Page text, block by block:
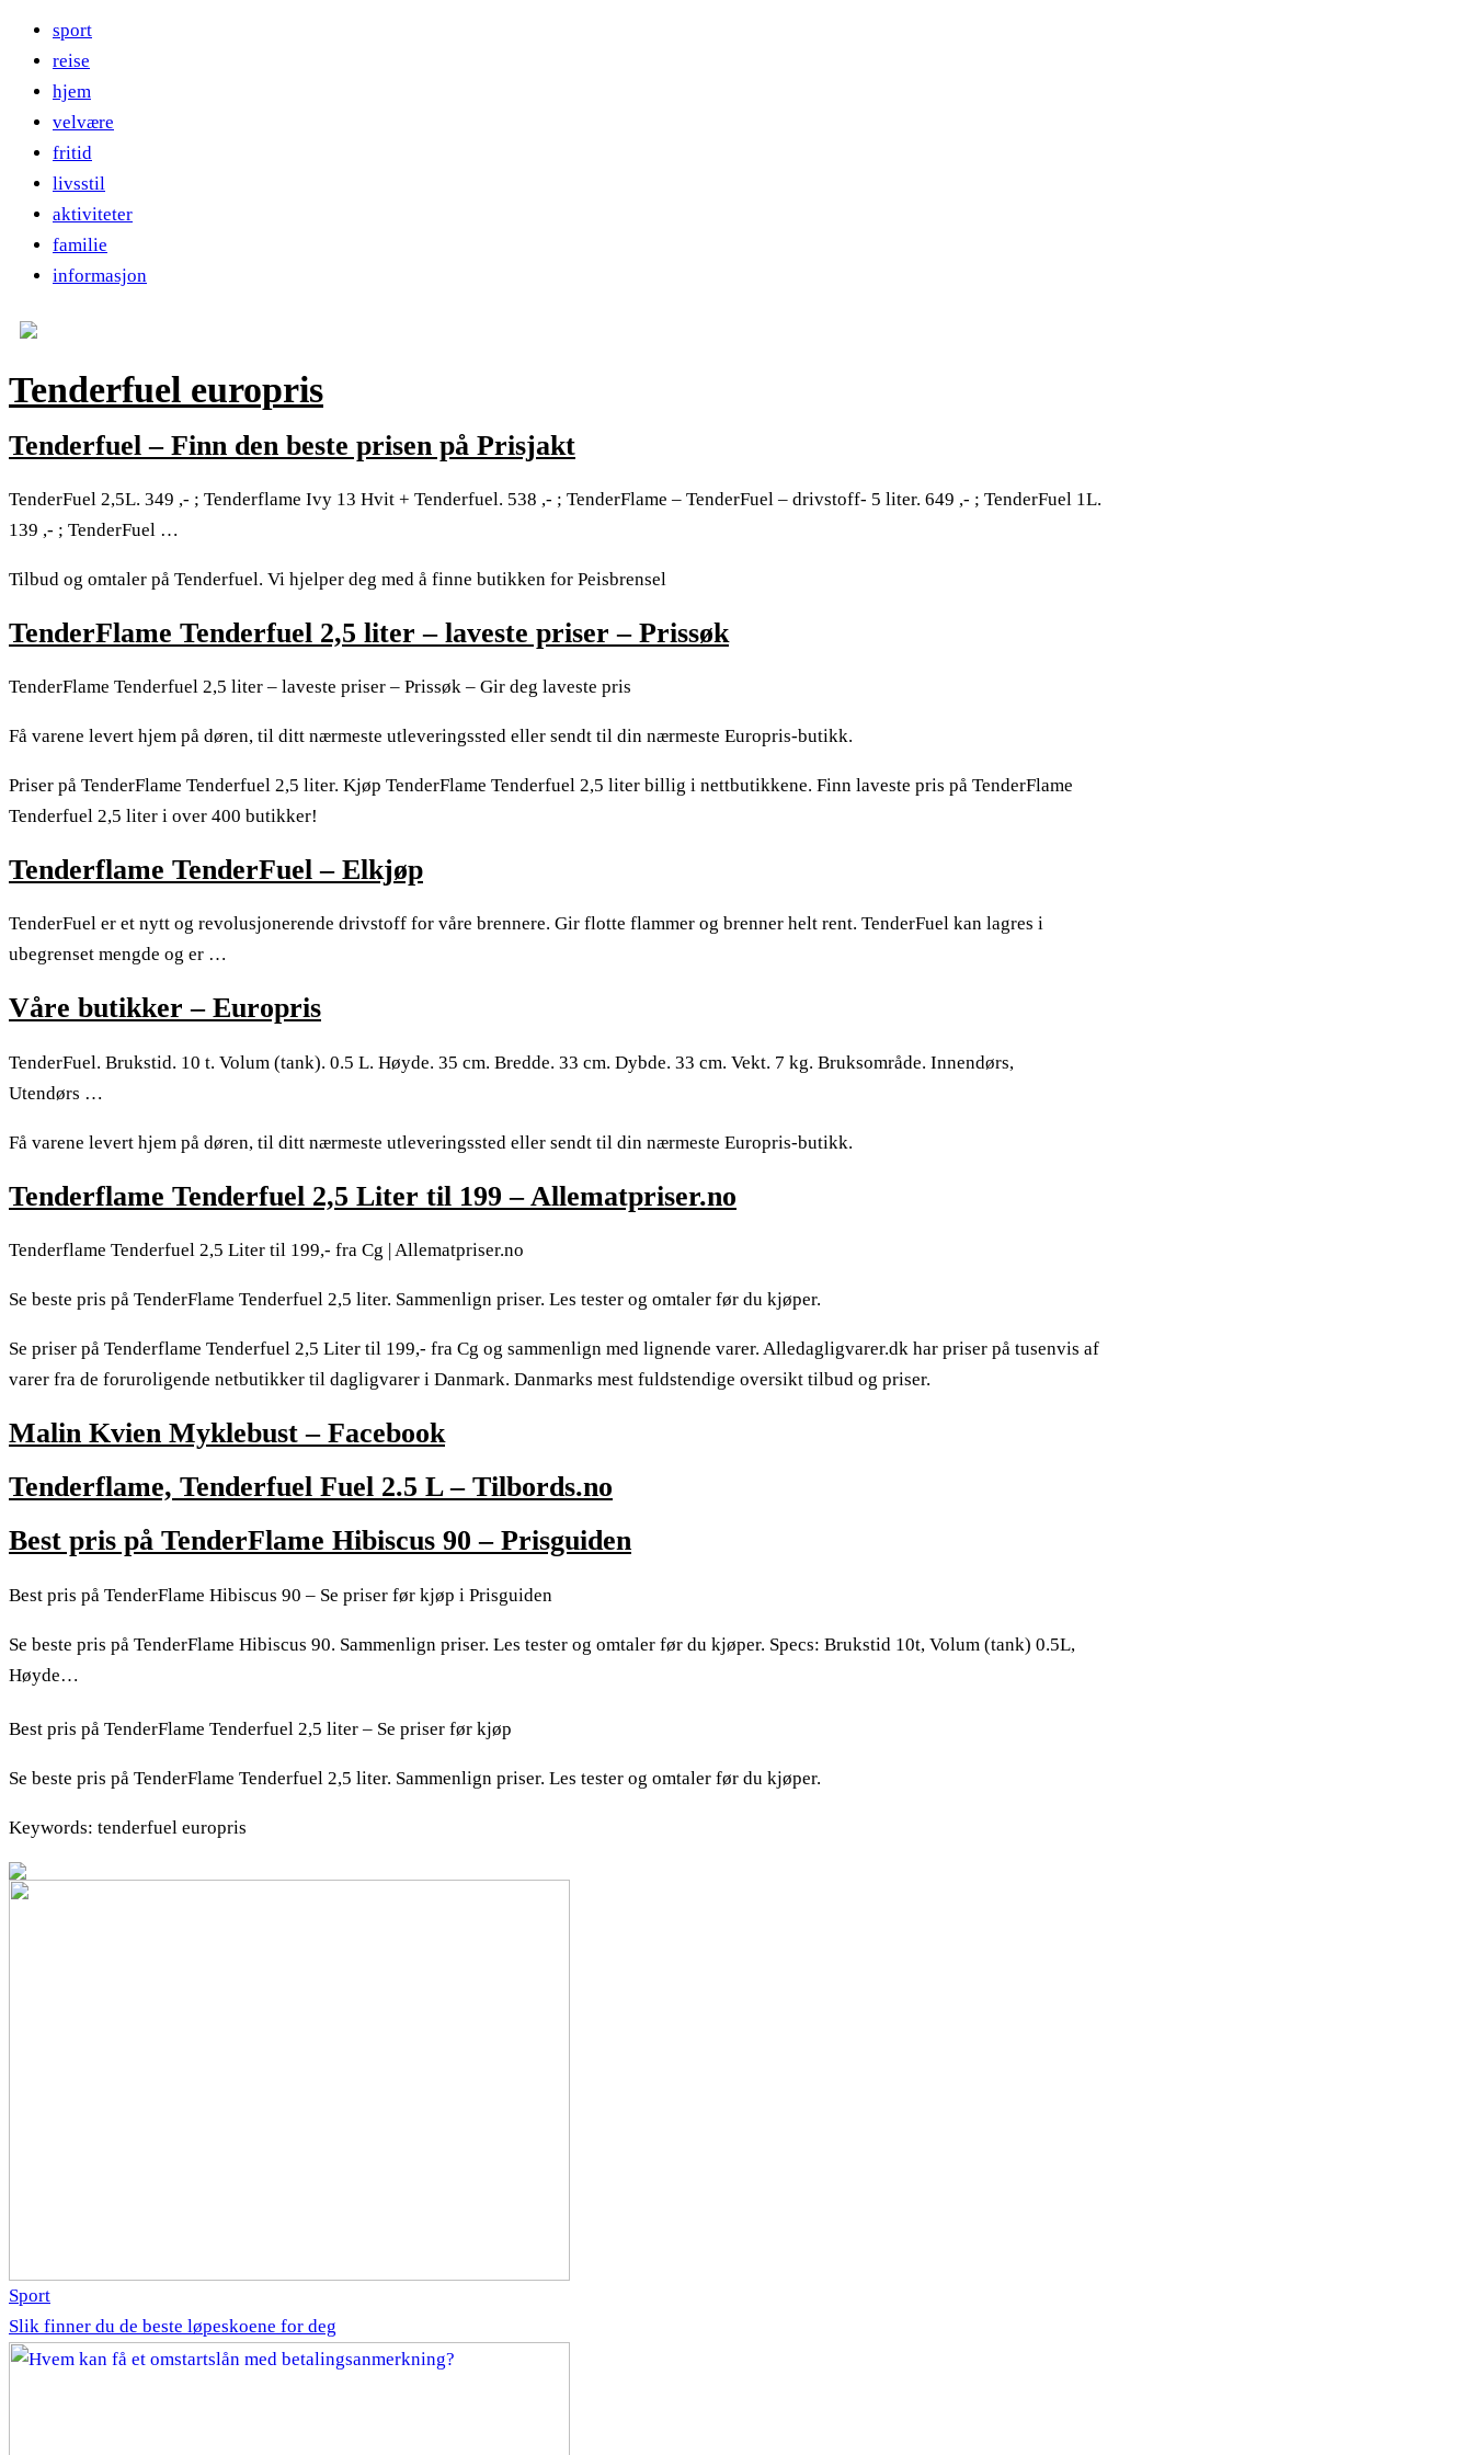
sport
reise
hjem
velvære
fritid
livsstil
aktiviteter
familie
informasjon
Tenderfuel europris
Tenderfuel – Finn den beste prisen på Prisjakt
TenderFuel 2,5L. 349 ,- ; Tenderflame Ivy 13 Hvit + Tenderfuel. 538 ,- ; TenderFlame – TenderFuel – drivstoff- 5 liter. 649 ,- ; TenderFuel 1L.
139 ,- ; TenderFuel …
Tilbud og omtaler på Tenderfuel. Vi hjelper deg med å finne butikken for Peisbrensel
TenderFlame Tenderfuel 2,5 liter – laveste priser – Prissøk
TenderFlame Tenderfuel 2,5 liter – laveste priser – Prissøk – Gir deg laveste pris
Få varene levert hjem på døren, til ditt nærmeste utleveringssted eller sendt til din nærmeste Europris-butikk.
Priser på TenderFlame Tenderfuel 2,5 liter. Kjøp TenderFlame Tenderfuel 2,5 liter billig i nettbutikkene. Finn laveste pris på TenderFlame
Tenderfuel 2,5 liter i over 400 butikker!
Tenderflame TenderFuel – Elkjøp
TenderFuel er et nytt og revolusjonerende drivstoff for våre brennere. Gir flotte flammer og brenner helt rent. TenderFuel kan lagres i
ubegrenset mengde og er …
Våre butikker – Europris
TenderFuel. Brukstid. 10 t. Volum (tank). 0.5 L. Høyde. 35 cm. Bredde. 33 cm. Dybde. 33 cm. Vekt. 7 kg. Bruksområde. Innendørs,
Utendørs …
Få varene levert hjem på døren, til ditt nærmeste utleveringssted eller sendt til din nærmeste Europris-butikk.
Tenderflame Tenderfuel 2,5 Liter til 199 – Allematpriser.no
Tenderflame Tenderfuel 2,5 Liter til 199,- fra Cg | Allematpriser.no
Se beste pris på TenderFlame Tenderfuel 2,5 liter. Sammenlign priser. Les tester og omtaler før du kjøper.
Se priser på Tenderflame Tenderfuel 2,5 Liter til 199,- fra Cg og sammenlign med lignende varer. Alledagligvarer.dk har priser på tusenvis af
varer fra de foruroligende netbutikker til dagligvarer i Danmark. Danmarks mest fuldstendige oversikt tilbud og priser.
Malin Kvien Myklebust – Facebook
Tenderflame, Tenderfuel Fuel 2.5 L – Tilbords.no
Best pris på TenderFlame Hibiscus 90 – Prisguiden
Best pris på TenderFlame Hibiscus 90 – Se priser før kjøp i Prisguiden
Se beste pris på TenderFlame Hibiscus 90. Sammenlign priser. Les tester og omtaler før du kjøper. Specs: Brukstid 10t, Volum (tank) 0.5L,
Høyde…
Best pris på TenderFlame Tenderfuel 2,5 liter – Se priser før kjøp
Se beste pris på TenderFlame Tenderfuel 2,5 liter. Sammenlign priser. Les tester og omtaler før du kjøper.
Keywords: tenderfuel europris
Sport
Slik finner du de beste løpeskoene for deg